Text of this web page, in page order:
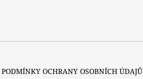
PODMÍNKY OCHRANY OSOBNÍCH ÚDAJŮ